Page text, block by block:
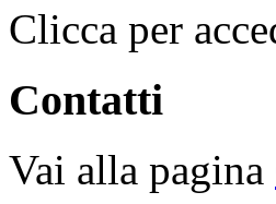
Clicca per
Contatti
Vai alla pagina